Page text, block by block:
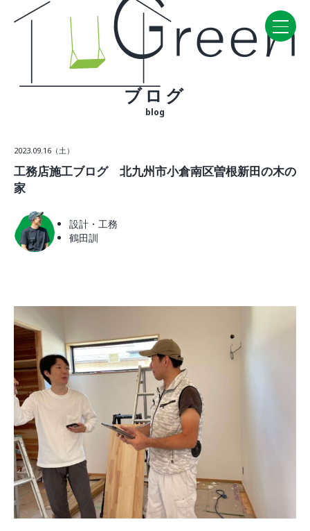
CONCEPT・BUILD
コンセプト
ラインナップ
WORK
イベント
ABOUT
会社概要
採用情報
スタッフ紹介
ブログ
お知らせ
お問い合わせ・資料請求
SNS
ブログ
blog
2023.09.16（土）
工務店施工ブログ 北九州市小倉南区曽根新田の木の
家
設計・工務
鶴田訓